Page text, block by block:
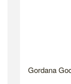
Gordana